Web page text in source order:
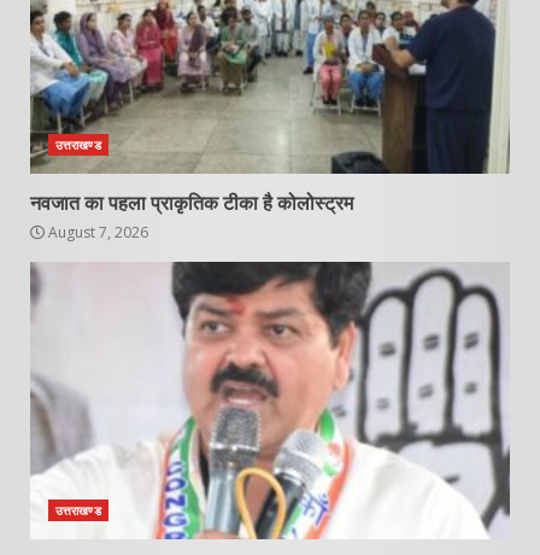
उत्तराखण्ड
नवजात का पहला प्राकृतिक टीका है कोलोस्ट्रम
August 7, 2026
उत्तराखण्ड